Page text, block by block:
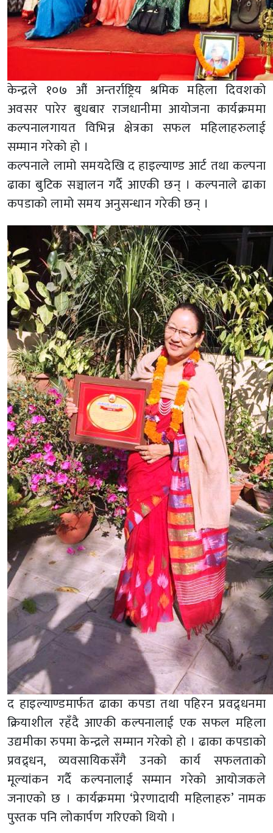
केन्द्रले १०७ औं अन्तर्राष्ट्रिय श्रमिक महिला दिवशको
अवसर पारेर बुधबार राजधानीमा आयोजना कार्यक्रममा
कल्पनालगायत विभिन्न क्षेत्रका सफल महिलाहरुलाई
सम्मान गरेको हो ।
कल्पनाले लामो समयदेखि द हाइल्याण्ड आर्ट तथा कल्पना
ढाका बुटिक सञ्चालन गर्दै आएकी छन् । कल्पनाले ढाका
कपडाको लामो समय अनुसन्धान गरेकी छन् ।
द हाइल्याण्डमार्फत ढाका कपडा तथा पहिरन प्रवद्र्धनमा
क्रियाशील रहँदै आएकी कल्पनालाई एक सफल महिला
उद्यमीका रुपमा केन्द्रले सम्मान गरेको हो । ढाका कपडाको
प्रवद्र्धन, व्यवसायिकसँगै उनको कार्य सफलताको
मूल्यांकन गर्दै कल्पनालाई सम्मान गरेको आयोजकले
जनाएको छ । कार्यक्रममा ‘प्रेरणादायी महिलाहरु’ नामक
पुस्तक पनि लोकार्पण गरिएको थियो ।